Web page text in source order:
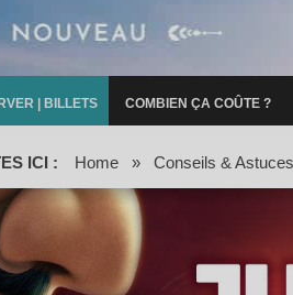
| BILLETS COMBIEN ÇA COÛTE ?
ICI : Home » Conseils & Astuces